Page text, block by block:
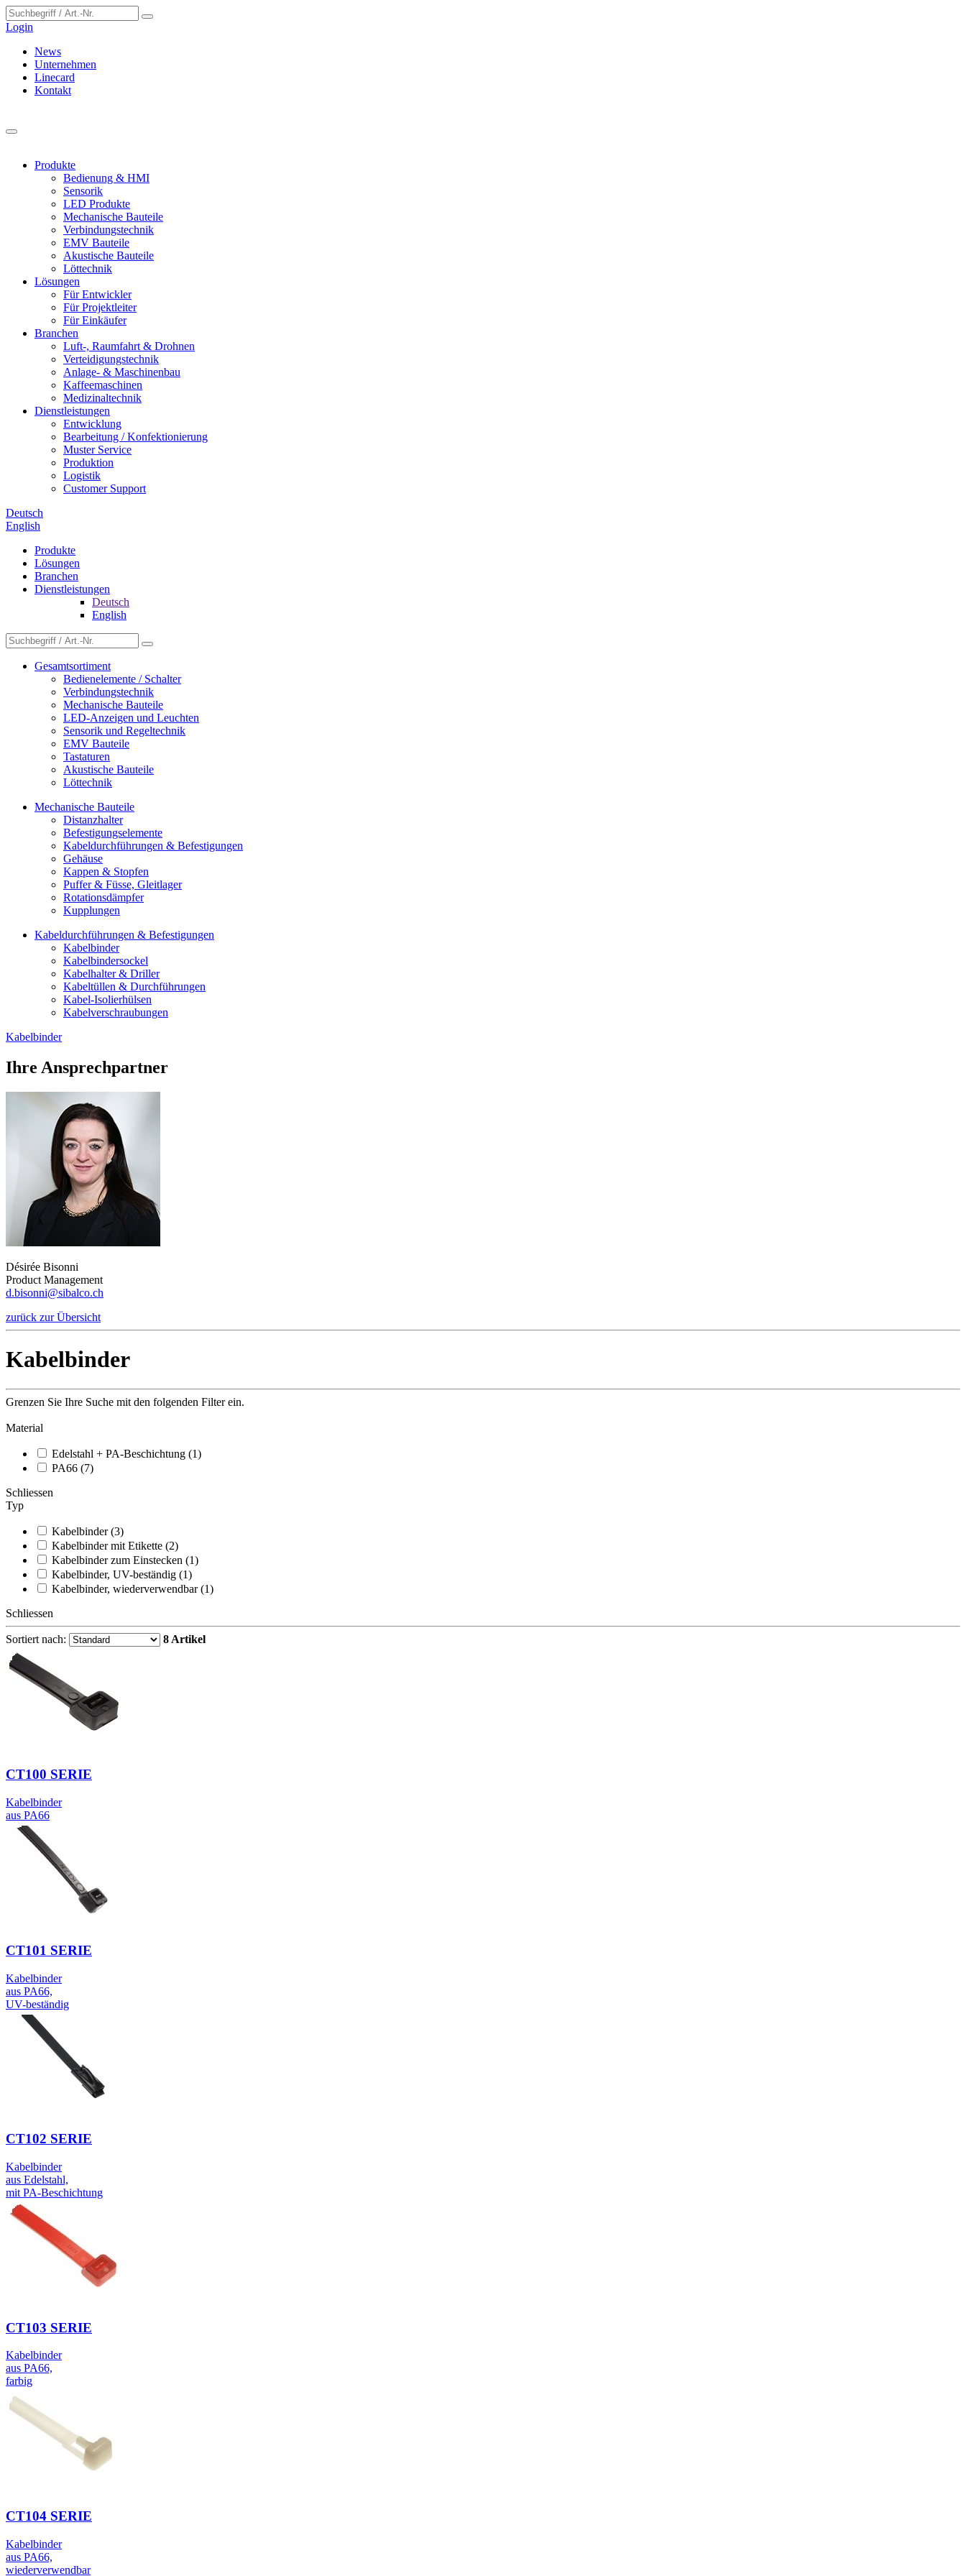
Login
News
Unternehmen
Linecard
Kontakt
Produkte
Bedienung & HMI
Sensorik
LED Produkte
Mechanische Bauteile
Verbindungstechnik
EMV Bauteile
Akustische Bauteile
Löttechnik
Lösungen
Für Entwickler
Für Projektleiter
Für Einkäufer
Branchen
Luft-, Raumfahrt & Drohnen
Verteidigungstechnik
Anlage- & Maschinenbau
Kaffeemaschinen
Medizinaltechnik
Dienstleistungen
Entwicklung
Bearbeitung / Konfektionierung
Muster Service
Produktion
Logistik
Customer Support
Deutsch
English
Produkte
Lösungen
Branchen
Dienstleistungen
Deutsch
English
Gesamtsortiment
Bedienelemente / Schalter
Verbindungstechnik
Mechanische Bauteile
LED-Anzeigen und Leuchten
Sensorik und Regeltechnik
EMV Bauteile
Tastaturen
Akustische Bauteile
Löttechnik
Mechanische Bauteile
Distanzhalter
Befestigungselemente
Kabeldurchführungen & Befestigungen
Gehäuse
Kappen & Stopfen
Puffer & Füsse, Gleitlager
Rotationsdämpfer
Kupplungen
Kabeldurchführungen & Befestigungen
Kabelbinder
Kabelbindersockel
Kabelhalter & Driller
Kabeltüllen & Durchführungen
Kabel-Isolierhülsen
Kabelverschraubungen
Kabelbinder
Ihre Ansprechpartner
Désirée Bisonni
Product Management
d.bisonni@sibalco.ch
zurück zur Übersicht
Kabelbinder
Grenzen Sie Ihre Suche mit den folgenden Filter ein.
Material
Edelstahl + PA-Beschichtung (1)
PA66 (7)
Schliessen
Typ
Kabelbinder (3)
Kabelbinder mit Etikette (2)
Kabelbinder zum Einstecken (1)
Kabelbinder, UV-beständig (1)
Kabelbinder, wiederverwendbar (1)
Schliessen
Sortiert nach: 8 Artikel
CT100 SERIE
Kabelbinder
aus PA66
CT101 SERIE
Kabelbinder
aus PA66,
UV-beständig
CT102 SERIE
Kabelbinder
aus Edelstahl,
mit PA-Beschichtung
CT103 SERIE
Kabelbinder
aus PA66,
farbig
CT104 SERIE
Kabelbinder
aus PA66,
wiederverwendbar
Cookie-Einstellungen